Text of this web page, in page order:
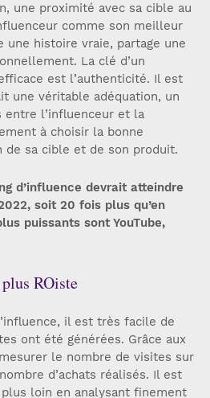
une proximité avec sa cible au
comme son meilleur
une histoire vraie, partage une
La clé d’un
est l’authenticité. Il est
une véritable adéquation, un
entre l’influenceur et la
à choisir la bonne
sa cible et de son produit.
d’influence devrait atteindre
soit 20 fois plus qu’en
puissants sont YouTube,
ROiste
il est très facile de
ont été générées. Grâce aux
le nombre de visites sur
d’achats réalisés. Il est
loin en analysant finement